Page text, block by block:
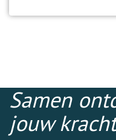
Samen
jouw